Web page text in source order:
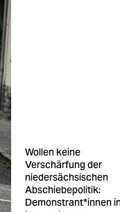
Wollen keine
Verschärfung der
niedersächsischen
Abschiebepolitik:
Demonstrant*innen